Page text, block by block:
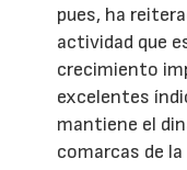
pues, ha
actividad que
crecimiento
excelentes
mantiene el
comarcas de